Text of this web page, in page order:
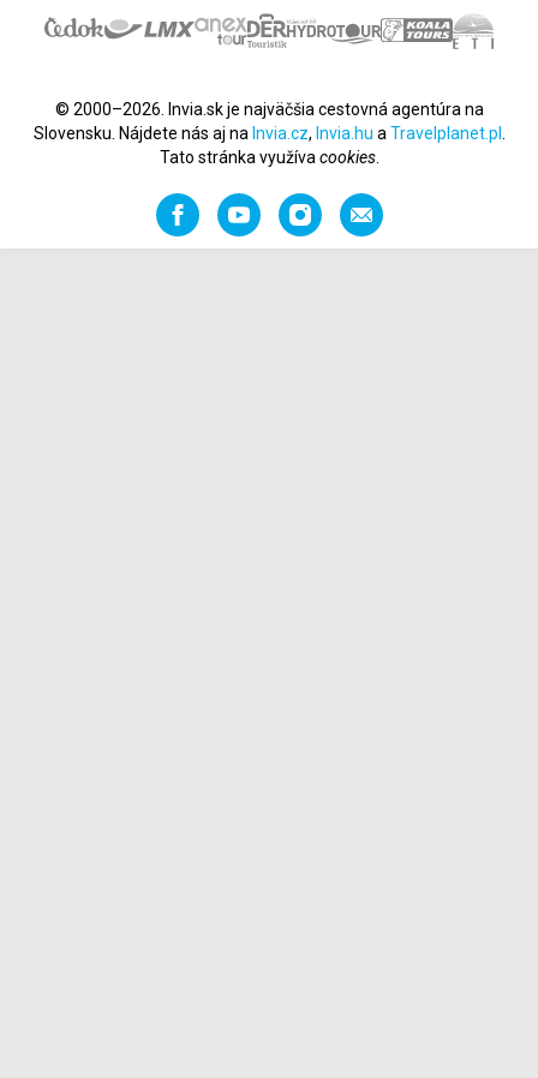
© 2000–2026. Invia.sk je najväčšia cestovná agentúra na
Slovensku. Nájdete nás aj na Invia.cz, Invia.hu a Travelplanet.pl
Tato stránka využíva cookies.
FacebookYouTubeInstagramOdporučiť